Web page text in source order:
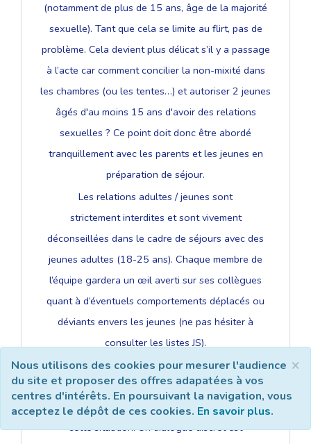
(notamment de plus de 15 ans, âge de la majorité
sexuelle). Tant que cela se limite au flirt, pas de
problème. Cela devient plus délicat s’il y a passage
à l’acte car comment concilier la non-mixité dans
les chambres (ou les tentes…) et autoriser 2 jeunes
âgés d'au moins 15 ans d'avoir des relations
sexuelles ? Ce point doit donc être abordé
tranquillement avec les parents et les jeunes en
préparation de séjour.
Les relations adultes / jeunes sont
strictement interdites et sont vivement
déconseillées dans le cadre de séjours avec des
jeunes adultes (18-25 ans). Chaque membre de
l’équipe gardera un œil averti sur ses collègues
quant à d’éventuels comportements déplacés ou
déviants envers les jeunes (ne pas hésiter à
consulter les listes JS).
La place du préservatif : il vaut mieux vérifier auprès
d’un couple que l'un des deux jeunes prend des
préservatifs plutôt que de ne pas vouloir gérer
cette situation. Un dialogue discret est
×
Nous utilisons des cookies pour mesurer l'audience
du site et proposer des offres adapatées à vos
centres d'intérêts. En poursuivant la navigation, vous
acceptez le dépôt de ces cookies. En savoir plus.